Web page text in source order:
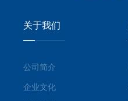
关于我们
公司简介
企业文化